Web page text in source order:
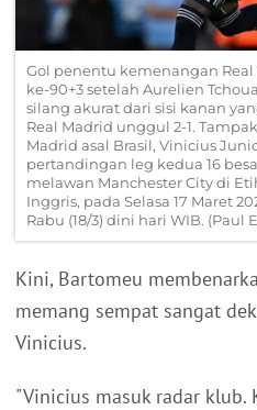
Gol penentu kemenangan
ke-90+3 setelah Aurelien
silang akurat dari sisi kanan
Real Madrid unggul 2-1.
Madrid asal Brasil, Vinicius
pertandingan leg kedua 16
melawan Manchester City di
Inggris, pada Selasa 17 Maret
Rabu (18/3) dini hari WIB. (Paul
Kini, Bartomeu
memang sempat sangat
Vinicius.
"Vinicius masuk radar klub.